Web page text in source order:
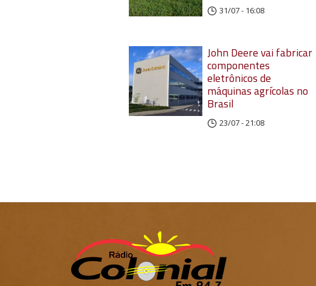
31/07 - 16:08
John Deere vai fabricar
componentes
eletrônicos de
máquinas agrícolas no
Brasil
23/07 - 21:08